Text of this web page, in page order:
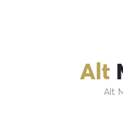
Alt
Alt